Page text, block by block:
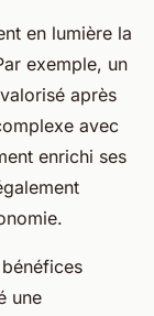
en lumière la
exemple, un
après
avec
enrichi ses
une